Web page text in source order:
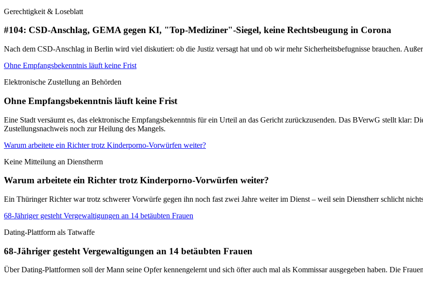
Gerechtigkeit & Loseblatt
#104: CSD-Anschlag, GEMA gegen KI, "Top-Mediziner"-Siegel, keine Rechtsbeugung in Corona
Nach dem CSD-Anschlag in Berlin wird viel diskutiert: ob die Justiz versagt hat und ob wir mehr Sicherheitsbefugnisse brauchen.
Ohne Empfangsbekenntnis läuft keine Frist
Elektronische Zustellung an Behörden
Ohne Empfangsbekenntnis läuft keine Frist
Eine Stadt versäumt es, das elektronische Empfangsbekenntnis für ein Urteil an das Gericht zurückzusenden. Das BVerwG stellt klar:
Zustellungsnachweis noch zur Heilung des Mangels.
Warum arbeitete ein Richter trotz Kinderporno-Vorwürfen weiter?
Keine Mitteilung an Dienstherrn
Warum arbeitete ein Richter trotz Kinderporno-Vorwürfen weiter?
Ein Thüringer Richter war trotz schwerer Vorwürfe gegen ihn noch fast zwei Jahre weiter im Dienst – weil sein Dienstherr schlicht
68-Jähriger gesteht Vergewaltigungen an 14 betäubten Frauen
Dating-Plattform als Tatwaffe
68-Jähriger gesteht Vergewaltigungen an 14 betäubten Frauen
Über Dating-Plattformen soll der Mann seine Opfer kennengelernt und sich öfter auch mal als Kommissar ausgegeben haben. Die